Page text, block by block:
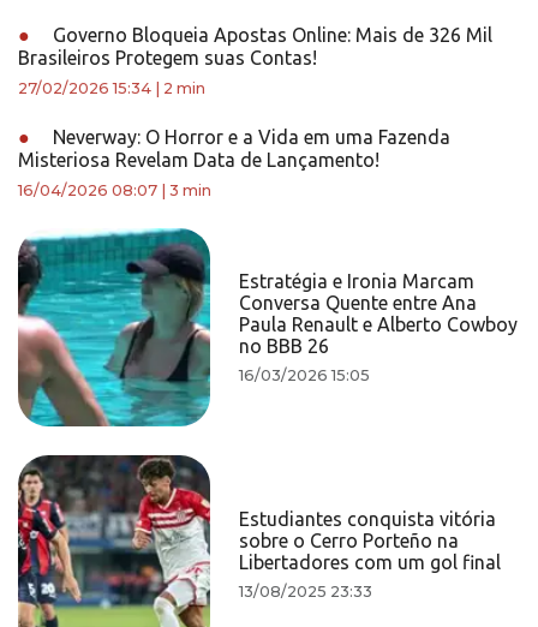
●
Governo Bloqueia Apostas Online: Mais de 326 Mil
Brasileiros Protegem suas Contas!
27/02/2026 15:34 2 min
●
Neverway: O Horror e a Vida em uma Fazenda
Misteriosa Revelam Data de Lançamento!
16/04/2026 08:07 3 min
Estratégia e Ironia Marcam
Conversa Quente entre Ana
Paula Renault e Alberto Cowboy
no BBB 26
16/03/2026 15:05
Estudiantes conquista vitória
sobre o Cerro Porteño na
Libertadores com um gol final
13/08/2025 23:33